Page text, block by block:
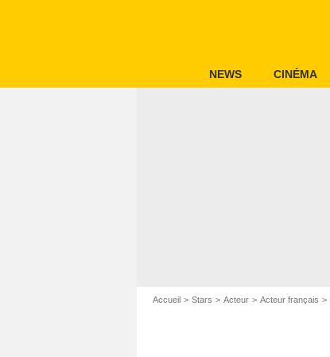
NEWS CINÉMA
Accueil Stars Acteur Acteur français